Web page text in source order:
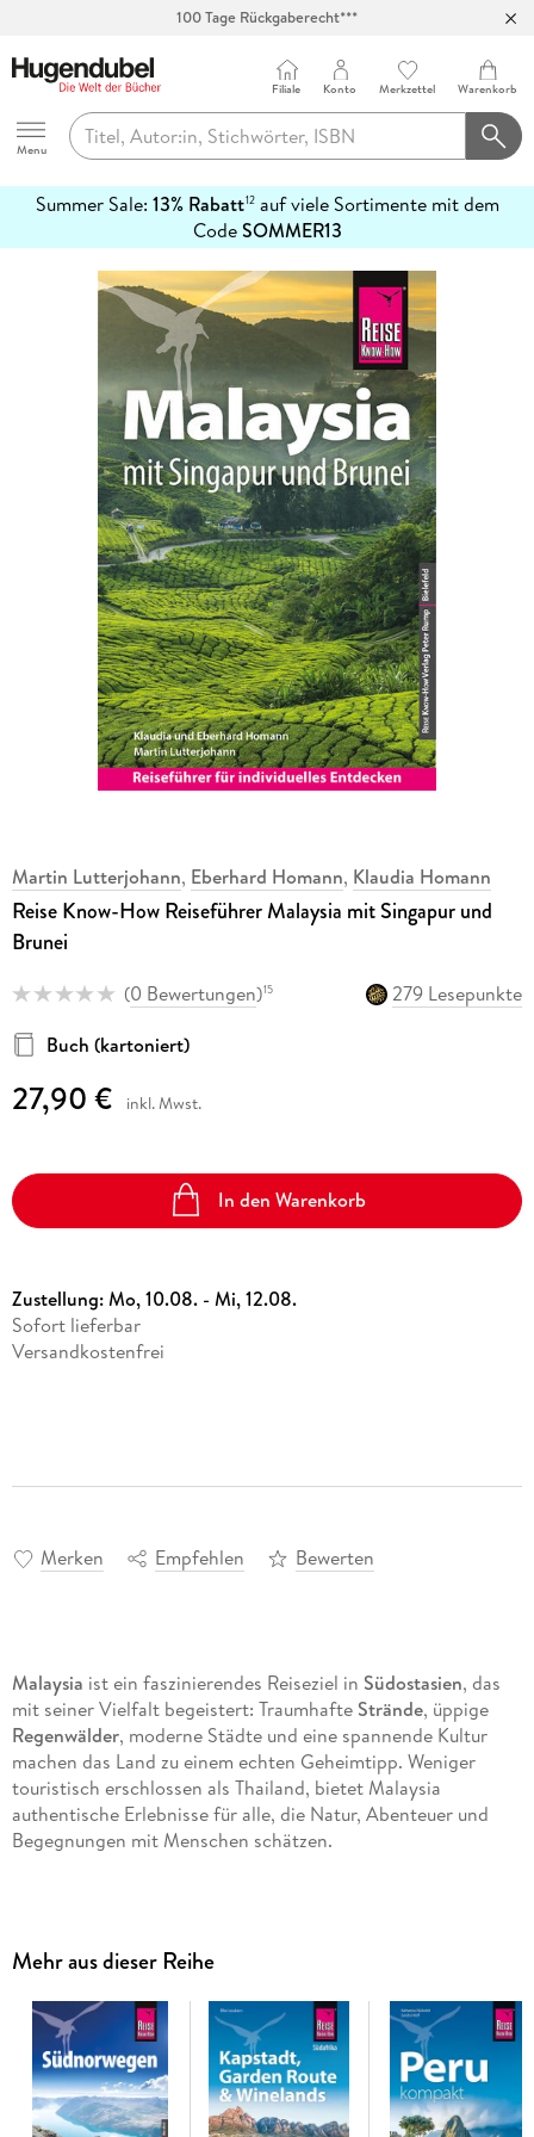
Hugendubel
Menu
Filiale Konto Merkzettel Warenkorb
Summer Sale: 13% Rabatt12auf viele Sortimente mit dem
CodeSOMMER13
erfahren
Martin Lutterjohann, Eberhard Homann, Klaudia Homann
Reise Know-How Reiseführer Malaysia mit Singapur und
Brunei
(0 Bewertungen)15
279 Lesepunkte
Buch (kartoniert)
27,90 € inkl. Mwst.
In den Warenkorb
Zustellung:Mo, 10.08. - Mi, 12.08.
Sofort lieferbar
Versandkostenfrei
Merken Empfehlen Bewerten
Malaysia ist ein faszinierendes Reiseziel in Südostasien, das
mit seiner Vielfalt begeistert: Traumhafte Strände, üppige
Regenwälder, moderne Städte und eine spannende Kultur
machen das Land zu einem echten Geheimtipp. Weniger
touristisch erschlossen als Thailand, bietet Malaysia
authentische Erlebnisse für alle, die Natur, Abenteuer und
Begegnungen mit Menschen schätzen.
- Übersichtsseiten mit den
Überblick: Die Westküste Malaysias von Nord nach Süd,
Singapur, Ost-Malaysia und Brunei
- Umfassende Stadtkapitel zu Kuala Lumpur, Malakka und
Singapur
- Praktische Reisetipps von A-Z
- Eine Übersicht zu Festen, Veranstaltungen und Feiertagen
Mehr aus dieser Reihe